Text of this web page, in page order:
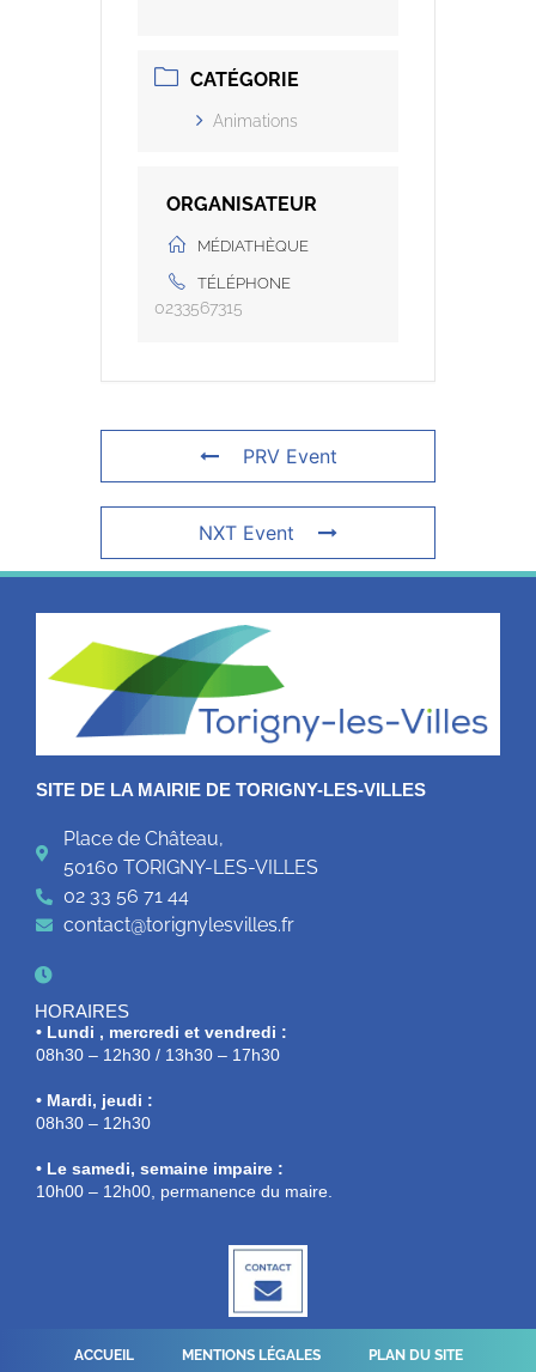
CATÉGORIE
Animations
ORGANISATEUR
MÉDIATHÈQUE
TÉLÉPHONE
0233567315
PRV Event
NXT Event
SITE DE LA MAIRIE DE TORIGNY-LES-VILLES
Place de Château,
50160 TORIGNY-LES-VILLES
02 33 56 71 44
contact@torignylesvilles.fr
HORAIRES
• Lundi , mercredi et vendredi :
08h30 – 12h30 / 13h30 – 17h30
• Mardi, jeudi :
08h30 – 12h30
• Le samedi, semaine impaire :
10h00 – 12h00, permanence du maire.
ACCUEIL MENTIONS LÉGALES PLAN DU SITE